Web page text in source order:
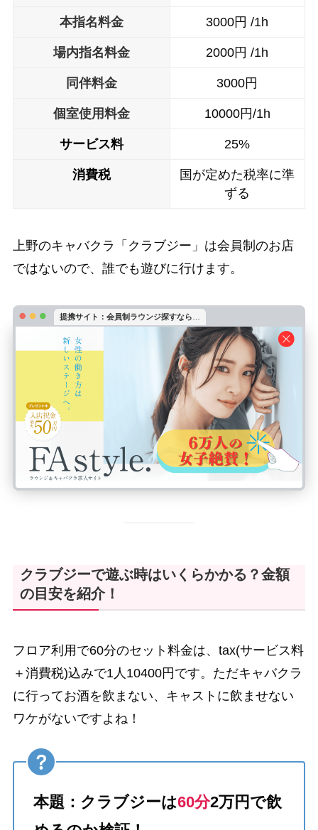
本指名料金 3000円 /1h
場内指名料金 2000円 /1h
同伴料金 3000円
個室使用料金 10000円/1h
サービス料 25%
消費税
国が定めた税率に準
ずる
上野のキャバクラ「クラブジー」は会員制のお店
ではないので、誰でも遊びに行けます。
提携サイト：会員制ラウンジ探すなら
クラブジーで遊ぶ時はいくらかかる？金額
の目安を紹介！
フロア利用で60分のセット料金は、tax(サービス料
＋消費税)込みで1人10400円です。ただキャバクラ
に行ってお酒を飲まない、キャストに飲ませない
ワケがないですよね！
本題：クラブジーは60分2万円で飲